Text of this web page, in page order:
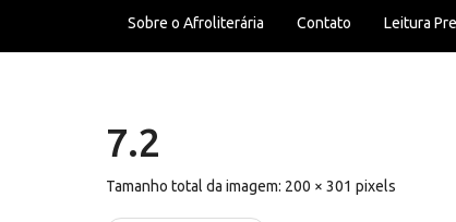
Sobre o Afroliterária Contato Leitura
7.2
Tamanho total da imagem: 200 × 301 pixels